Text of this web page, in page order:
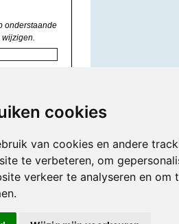
cookies
van cookies en andere
te verbeteren, om
verkeer te analyseren en om
onderstaande
Account